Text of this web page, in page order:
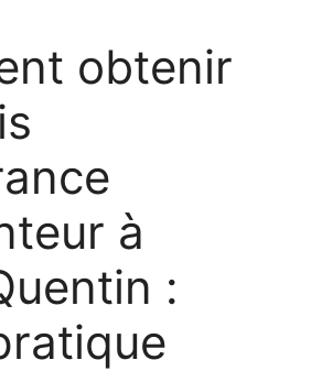
obtenir
à
: